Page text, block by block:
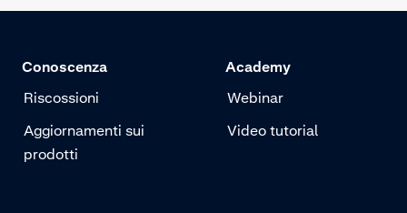
Conoscenza
Riscossioni
Aggiornamenti sui
prodotti
Academy
Webinar
Video tutorial